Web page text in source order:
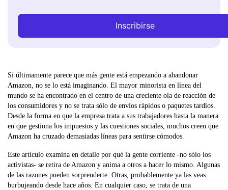
Inscribirse
Si últimamente parece que más gente está empezando a abandonar
Amazon, no se lo está imaginando. El mayor minorista en línea del
mundo se ha encontrado en el centro de una creciente ola de reacción de
los consumidores y no se trata sólo de envíos rápidos o paquetes tardíos.
Desde la forma en que la empresa trata a sus trabajadores hasta la manera
en que gestiona los impuestos y las cuestiones sociales, muchos creen que
Amazon ha cruzado demasiadas líneas para sentirse cómodos.
Este artículo examina en detalle por qué la gente corriente -no sólo los
activistas- se retira de Amazon y anima a otros a hacer lo mismo. Algunas
de las razones pueden sorprenderte. Otras, probablemente ya las veas
burbujeando desde hace años. En cualquier caso, se trata de una